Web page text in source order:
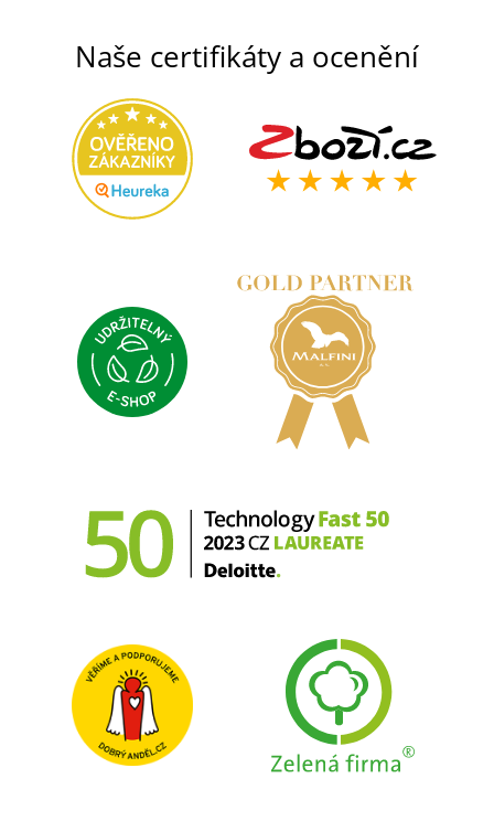
Naše certifikáty a ocenění